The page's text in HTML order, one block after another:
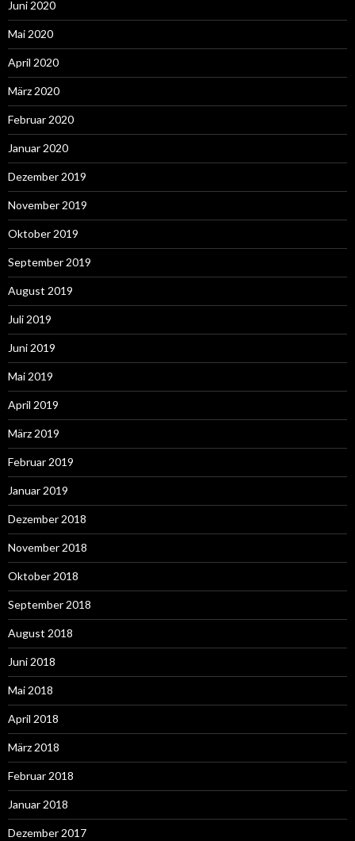
Juni 2020
Mai 2020
April 2020
März 2020
Februar 2020
Januar 2020
Dezember 2019
November 2019
Oktober 2019
September 2019
August 2019
Juli 2019
Juni 2019
Mai 2019
April 2019
März 2019
Februar 2019
Januar 2019
Dezember 2018
November 2018
Oktober 2018
September 2018
August 2018
Juni 2018
Mai 2018
April 2018
März 2018
Februar 2018
Januar 2018
Dezember 2017